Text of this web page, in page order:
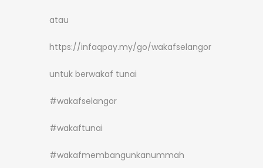
atau
https://infaqpay.my/go/wakafselangor
untuk berwakaf tunai
#wakafselangor
#wakaftunai
#wakafmembangunkanummah